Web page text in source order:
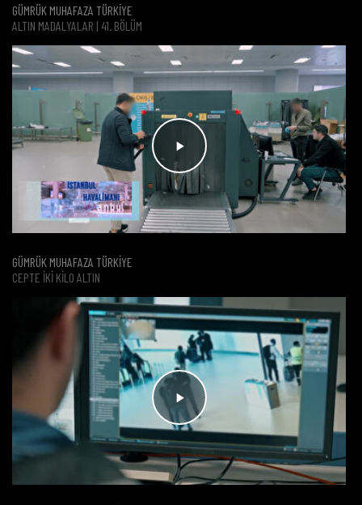
GÜMRÜK MUHAFAZA TÜRKİYE
ALTIN MADALYALAR | 41. BÖLÜM
GÜMRÜK MUHAFAZA TÜRKİYE
CEPTE İKİ KİLO ALTIN